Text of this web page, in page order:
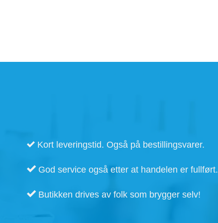
Kort leveringstid. Også på bestillingsvarer.
God service også etter at handelen er fullført.
Butikken drives av folk som brygger selv!